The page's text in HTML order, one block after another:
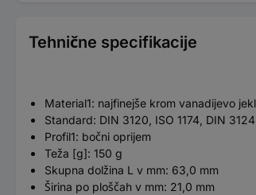
Tehnične specifikacije
Material1: najfinejše krom vanadijevo
Standard: DIN 3120, ISO 1174, DIN
Profil1: bočni oprijem
Teža [g]: 150 g
Skupna dolžina L v mm: 63,0 mm
Širina po ploščah v mm: 21,0 mm